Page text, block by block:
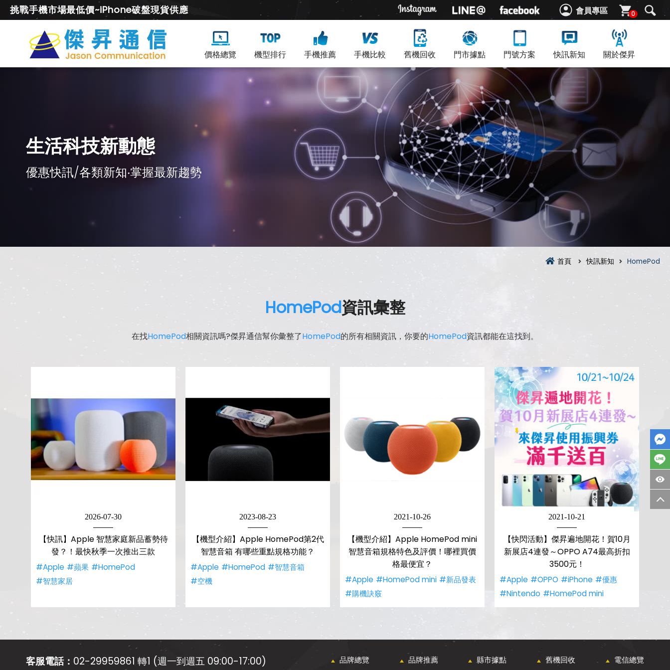
會員專區 0
挑戰手機市場最低價~iPhone破盤現貨供應
價格總覽 機型排行 手機推薦 手機比較 舊機回收 門市據點 門號方案 快訊新知 關於傑昇
生活科技新動態
優惠快訊/各類新知‧掌握最新趨勢
首頁 快訊新知 HomePod
HomePod資訊彙整
在找HomePod相關資訊嗎?傑昇通信幫你彙整了HomePod的所有相關資訊，你要的HomePod資訊都能在這找到。
2026-07-30
【快訊】Apple 智慧家庭新品蓄勢待
發？！最快秋季一次推出三款
#Apple #蘋果 #HomePod
#智慧家居
2023-08-23
【機型介紹】Apple HomePod第2代
智慧音箱 有哪些重點規格功能？
#Apple #HomePod #智慧音箱
#空機
2021-10-26
【機型介紹】Apple HomePod mini
智慧音箱規格特色及評價！哪裡買價
格最便宜？
#Apple #HomePod mini #新品發表
#購機訣竅
2021-10-21
【快閃活動】傑昇遍地開花！賀10月
新展店4連發～OPPO A74最高折扣
3500元！
#Apple #OPPO #iPhone #優惠
#Nintendo #HomePod mini
客服電話： 02-29959861 轉1 (週一到週五 09:00-17:00) 品牌總覽 品牌推薦 縣市據點 舊機回收 電信總覽